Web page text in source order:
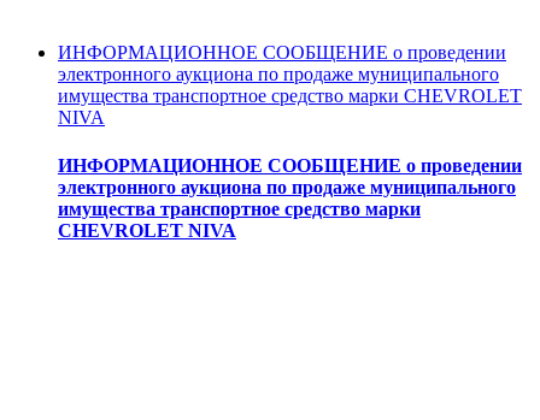
ИНФОРМАЦИОННОЕ СООБЩЕНИЕ о проведении
электронного аукциона по продаже муниципального
имущества транспортное средство марки CHEVROLET
NIVA
ИНФОРМАЦИОННОЕ СООБЩЕНИЕ о проведении
электронного аукциона по продаже муниципального
имущества транспортное средство марки
CHEVROLET NIVA